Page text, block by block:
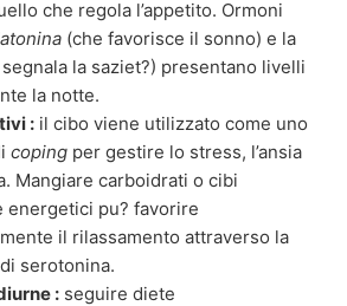
che regola l’appetito. Ormoni
(che favorisce il sonno) e la
la saziet?) presentano livelli
la notte.
: il cibo viene utilizzato come uno
coping per gestire lo stress, l’ansia
Mangiare carboidrati o cibi
energetici pu? favorire
il rilassamento attraverso la
serotonina.
: seguire diete